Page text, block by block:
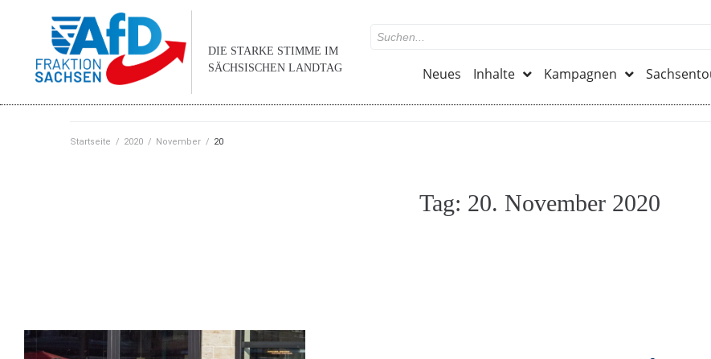
DIE STARKE STIMME IM
SÄCHSISCHEN LANDTAG
Neues Inhalte Kampagnen
Startseite / 2020 / November / 20
Tag: 20. November 2020